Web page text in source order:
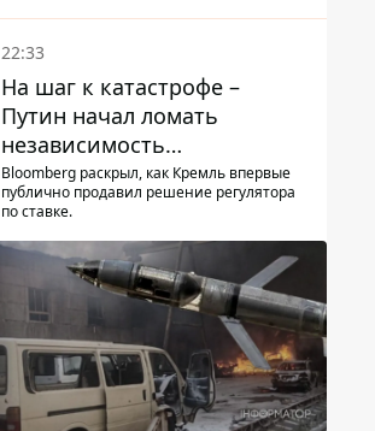
22:33
На шаг к катастрофе –
Путин начал ломать
независимость
собственного Центробанка,
заставив снизить базовую
Bloomberg раскрыл, как Кремль впервые
публично продавил решение регулятора
по ставке.